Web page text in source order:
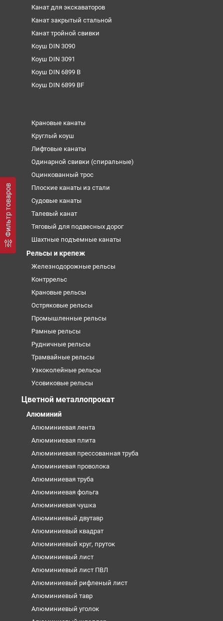
Фильтр товаров
Канат для экскаваторов
Канат закрытый стальной
Канат тройной свивки
Коуш DIN 3090
Коуш DIN 3091
Коуш DIN 6899 B
Коуш DIN 6899 BF
Крановые канаты
Круглый коуш
Лифтовые канаты
Одинарной свивки (спиральные)
Оцинкованный трос
Плоские канаты из стали
Судовые канаты
Талевый канат
Тяговый для подвесных дорог
Шахтные подъемные канаты
Рельсы и крепеж
Железнодорожные рельсы
Контррельс
Крановые рельсы
Остряковые рельсы
Промышленные рельсы
Рамные рельсы
Рудничные рельсы
Трамвайные рельсы
Узкоколейные рельсы
Усовиковые рельсы
Цветной металлопрокат
Алюминий
Алюминиевая лента
Алюминиевая плита
Алюминиевая прессованная труба
Алюминиевая проволока
Алюминиевая труба
Алюминиевая фольга
Алюминиевая чушка
Алюминиевый двутавр
Алюминиевый квадрат
Алюминиевый круг, пруток
Алюминиевый лист
Алюминиевый лист ПВЛ
Алюминиевый рифленый лист
Алюминиевый тавр
Алюминиевый уголок